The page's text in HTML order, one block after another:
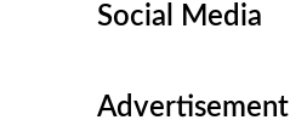
Social Media
Advertisement